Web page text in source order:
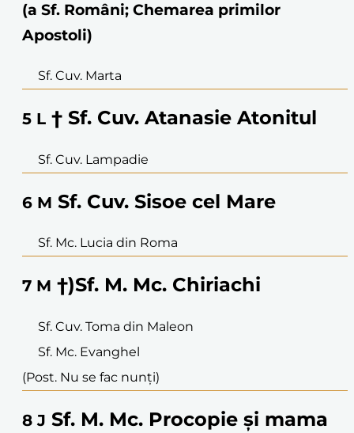
(a Sf. Români; Chemarea primilor
Apostoli)
Sf. Cuv. Marta
5 L † Sf. Cuv. Atanasie Atonitul
Sf. Cuv. Lampadie
6 M Sf. Cuv. Sisoe cel Mare
Sf. Mc. Lucia din Roma
7 M †)Sf. M. Mc. Chiriachi
Sf. Cuv. Toma din Maleon
Sf. Mc. Evanghel
(Post. Nu se fac nunți)
8 J Sf. M. Mc. Procopie și mama